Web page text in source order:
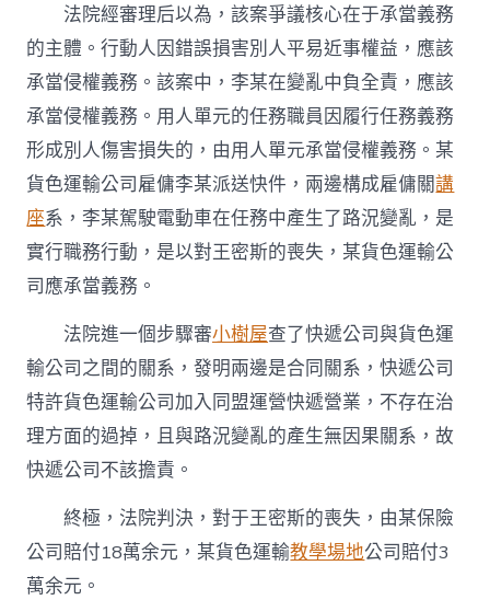
法院經審理后以為，該案爭議核心在于承當義務
的主體。行動人因錯誤損害別人平易近事權益，應該
承當侵權義務。該案中，李某在變亂中負全責，應該
承當侵權義務。用人單元的任務職員因履行任務義務
形成別人傷害損失的，由用人單元承當侵權義務。某
貨色運輸公司雇傭李某派送快件，兩邊構成雇傭關講
座系，李某駕駛電動車在任務中產生了路況變亂，是
實行職務行動，是以對王密斯的喪失，某貨色運輸公
司應承當義務。
法院進一個步驟審小樹屋查了快遞公司與貨色運
輸公司之間的關系，發明兩邊是合同關系，快遞公司
特許貨色運輸公司加入同盟運營快遞營業，不存在治
理方面的過掉，且與路況變亂的產生無因果關系，故
快遞公司不該擔責。
終極，法院判決，對于王密斯的喪失，由某保險
公司賠付18萬余元，某貨色運輸教學場地公司賠付3
萬余元。